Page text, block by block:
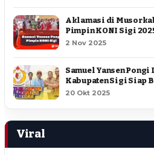
Aklamasi di
Pimpin KONI Sigi
2 Nov 2025
Samuel Yansen Pongi
Kabupaten Sigi Siap
20 Okt 2025
Viral